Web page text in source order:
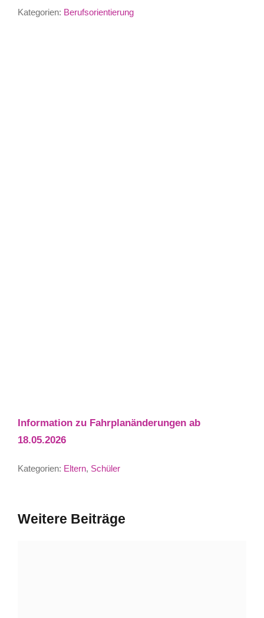
Kategorien: Berufsorientierung
Information zu Fahrplanänderungen ab
18.05.2026
Kategorien: Eltern, Schüler
Weitere Beiträge